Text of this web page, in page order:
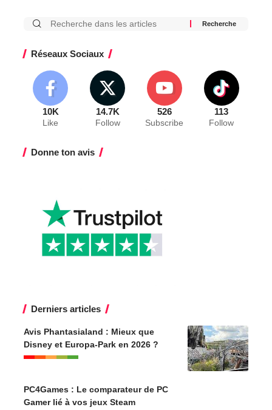
Réseaux Sociaux
10K
Like
14.7K
Follow
526
Subscribe
113
Follow
Donne ton avis
Derniers articles
Avis Phantasialand : Mieux que
Disney et Europa-Park en 2026 ?
PC4Games : Le comparateur de PC
Gamer lié à vos jeux Steam